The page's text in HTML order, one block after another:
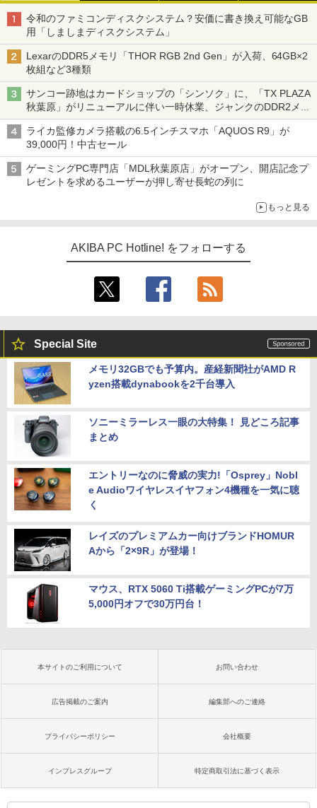
令和のファミコンディスクシステム？安価に書き換え可能なGB
用「しましまディスクシステム」
LexarのDDR5メモリ「THOR RGB 2nd Gen」が入荷、64GB×2
枚組など3種類
サンコー跡地はカードショップの「シンソク」に、「TX PLAZA
秋葉原」がリニューアルに伴い一時休業、ジャンクのDDR2メモ
リが100円で販売など～ 最近の秋葉原 ～
ライカ監修カメラ搭載の6.5インチスマホ「AQUOS R9」が
39,000円！中古セール
ゲーミングPC専門店「MDL秋葉原店」がオープン、開店記念プ
レゼントを求めるユーザーが押し寄せ長蛇の列に
もっと見る
AKIBA PC Hotline! をフォローする
Special Site
メモリ32GBでも予算内。産経新聞社がAMD R
yzen搭載dynabookを2千台導入
ソニーミラーレス一眼の大特集！ 見どころ記事
まとめ
エントリーなのに脅威の実力!「Osprey」Nobl
e Audioワイヤレスイヤフォン4機種を一気に聴
く
レイズのプレミアムカー向けブランドHOMUR
Aから「2×9R」が登場！
マウス、RTX 5060 Ti搭載ゲーミングPCが7万
5,000円オフで30万円台！
本サイトのご利用について お問い合わせ
広告掲載のご案内 編集部へのご連絡
プライバシーポリシー 会社概要
インプレスグループ 特定商取引法に基づく表示